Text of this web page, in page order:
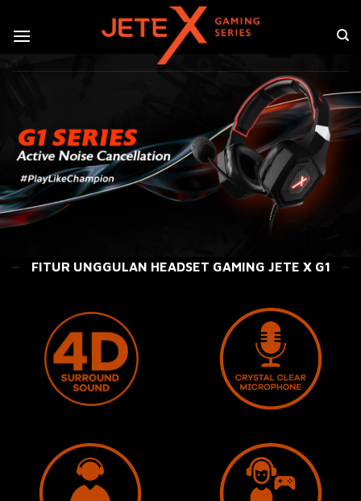
FITUR UNGGULAN HEADSET GAMING JETE X G1